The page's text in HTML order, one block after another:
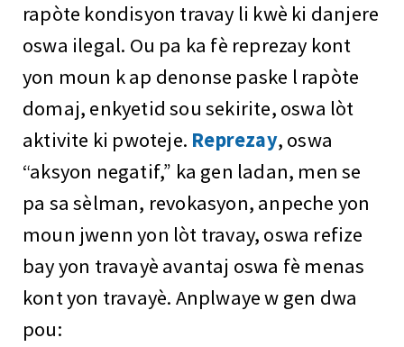
rapòte kondisyon travay li kwè ki danjere
oswa ilegal. Ou pa ka fè reprezay kont
yon moun k ap denonse paske l rapòte
domaj, enkyetid sou sekirite, oswa lòt
aktivite ki pwoteje. Reprezay, oswa
“aksyon negatif,” ka gen ladan, men se
pa sa sèlman, revokasyon, anpeche yon
moun jwenn yon lòt travay, oswa refize
bay yon travayè avantaj oswa fè menas
kont yon travayè. Anplwaye w gen dwa
pou: